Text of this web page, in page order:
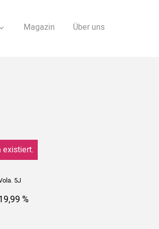
Magazin Über uns
existiert.
5J
%